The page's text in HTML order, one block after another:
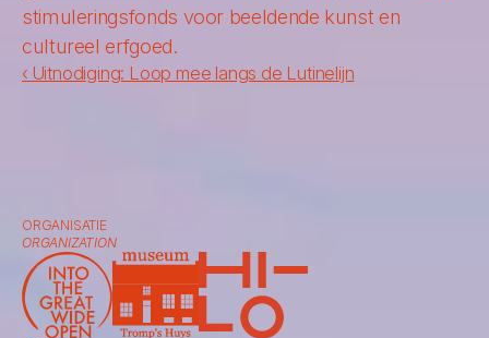
stimuleringsfonds voor beeldende kunst en
cultureel erfgoed.
‹ Uitnodiging: Loop mee langs de Lutinelijn
ORGANISATIE
ORGANIZATION